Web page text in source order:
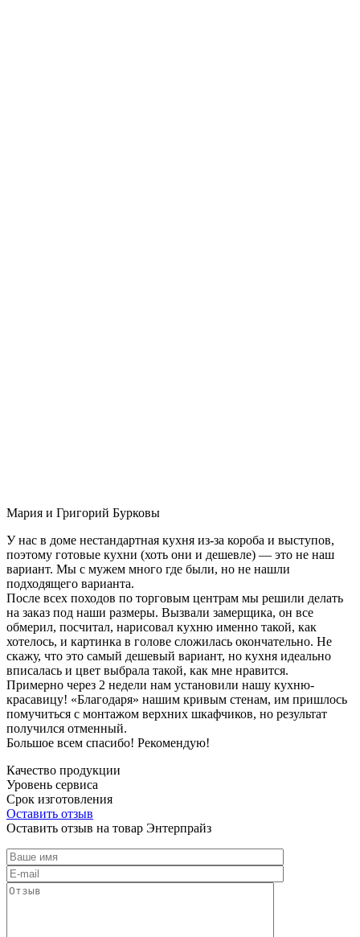
Мария и Григорий Бурковы
У нас в доме нестандартная кухня из-за короба и выступов,
поэтому готовые кухни (хоть они и дешевле) — это не наш
вариант. Мы с мужем много где были, но не нашли
подходящего варианта.
После всех походов по торговым центрам мы решили делать
на заказ под наши размеры. Вызвали замерщика, он все
обмерил, посчитал, нарисовал кухню именно такой, как
хотелось, и картинка в голове сложилась окончательно. Не
скажу, что это самый дешевый вариант, но кухня идеально
вписалась и цвет выбрала такой, как мне нравится.
Примерно через 2 недели нам установили нашу кухню-
красавицу! «Благодаря» нашим кривым стенам, им пришлось
помучиться с монтажом верхних шкафчиков, но результат
получился отменный.
Большое всем спасибо! Рекомендую!
Качество продукции
Уровень сервиса
Срок изготовления
Оставить отзыв
Оставить отзыв на товар Энтерпрайз